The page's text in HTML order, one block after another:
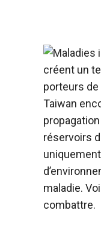
créent un
porteurs
Taiwan
réservoirs
maladie.
combattre.